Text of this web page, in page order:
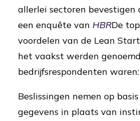
allerlei sectoren bevestigen
een enquête van HBRDe
voordelen van de Lean
het vaakst werden
bedrijfsrespondenten waren:
Beslissingen nemen op
gegevens in plaats van